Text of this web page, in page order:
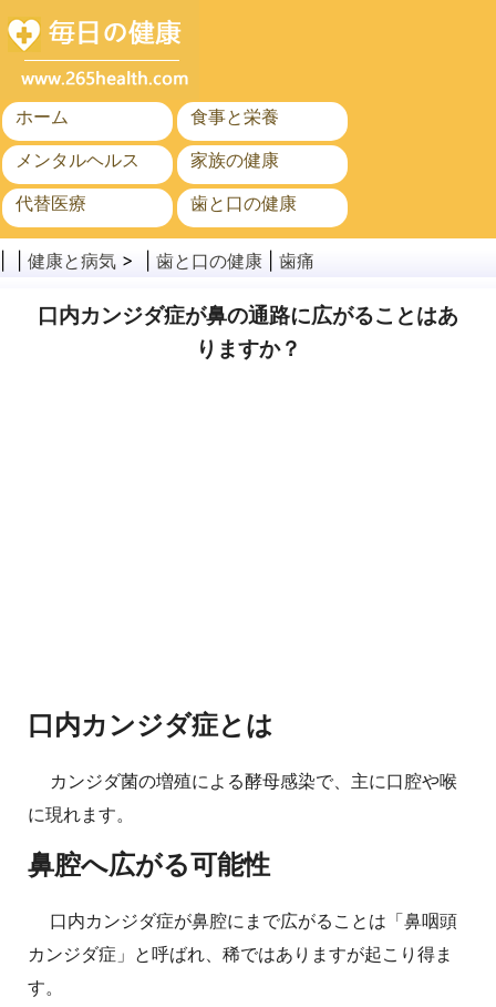
ホーム
食事と栄養
メンタルヘルス
家族の健康
代替医療
歯と口の健康
がん
公衆衛生
健康と病気 > | 歯と口の健康 歯痛
口内カンジダ症が鼻の通路に広がることはあ
りますか？
口内カンジダ症とは
カンジダ菌の増殖による酵母感染で、主に口腔や喉
に現れます。
鼻腔へ広がる可能性
口内カンジダ症が鼻腔にまで広がることは「鼻咽頭
カンジダ症」と呼ばれ、稀ではありますが起こり得ま
す。